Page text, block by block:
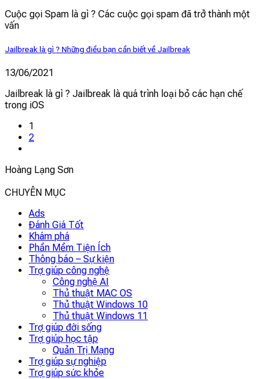
Cuộc gọi Spam là gì ? Các cuộc gọi spam đã trở thành một
vấn
Jailbreak là gì ? Những điều bạn cần biết về Jailbreak
13/06/2021
Jailbreak là gì ? Jailbreak là quá trình loại bỏ các hạn chế
trong iOS
1
2
Hoàng Lạng Sơn
CHUYÊN MỤC
Ads
Đánh Giá Tốt
Khám phá
Phần Mềm Tiện Ích
Thông báo – Sự kiện
Trợ giúp công nghệ
Công nghệ AI
Thủ thuật MAC OS
Thủ thuật Windows 10
Thủ thuật Windows 11
Trợ giúp đời sống
Trợ giúp học tập
Quản Trị Mạng
Trợ giúp sự nghiệp
Trợ giúp sức khỏe